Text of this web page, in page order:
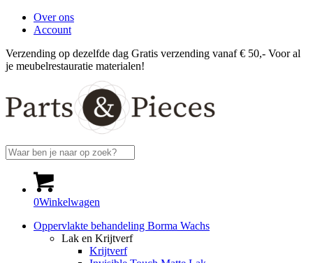
Over ons
Account
Verzending op dezelfde dag Gratis verzending vanaf € 50,- Voor al
je meubelrestauratie materialen!
0Winkelwagen
Oppervlakte behandeling Borma Wachs
Lak en Krijtverf
Krijtverf